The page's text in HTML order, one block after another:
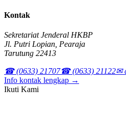
Kontak
Sekretariat Jenderal HKBP
Jl. Putri Lopian, Pearaja
Tarutung 22413
☎ (0633) 21707☎ (0633) 21122✉
Info kontak lengkap →
Ikuti Kami